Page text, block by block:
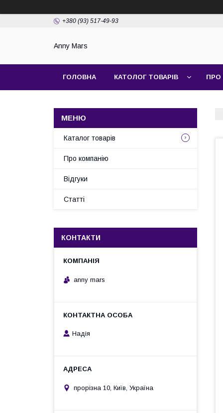
+380 (93) 517-49-93
Anny Mars
ГОЛОВНА КАТОЛОГ ТОВАРІВ ПРО
Каталог товарів
Про компанію
Відгуки
Статті
КОНТАКТИ
anny mars
Надія
прорізна 10, Київ, Україна